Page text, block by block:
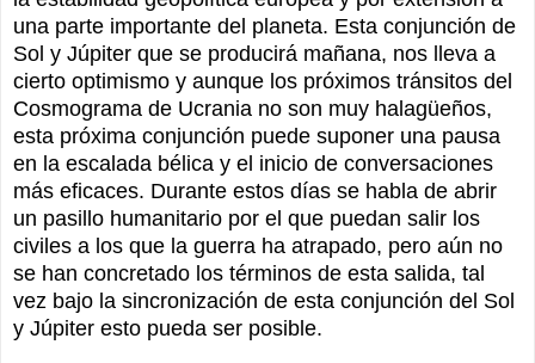
una parte importante del planeta. Esta conjunción de
Sol y Júpiter que se producirá mañana, nos lleva a
cierto optimismo y aunque los próximos tránsitos del
Cosmograma de Ucrania no son muy halagüeños,
esta próxima conjunción puede suponer una pausa
en la escalada bélica y el inicio de conversaciones
más eficaces. Durante estos días se habla de abrir
un pasillo humanitario por el que puedan salir los
civiles a los que la guerra ha atrapado, pero aún no
se han concretado los términos de esta salida, tal
vez bajo la sincronización de esta conjunción del Sol
y Júpiter esto pueda ser posible.